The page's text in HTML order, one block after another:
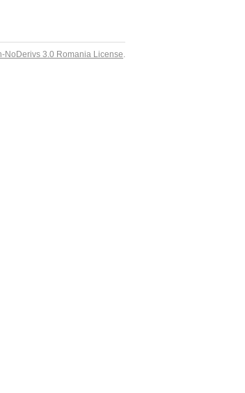
NoDerivs 3.0 Romania License.